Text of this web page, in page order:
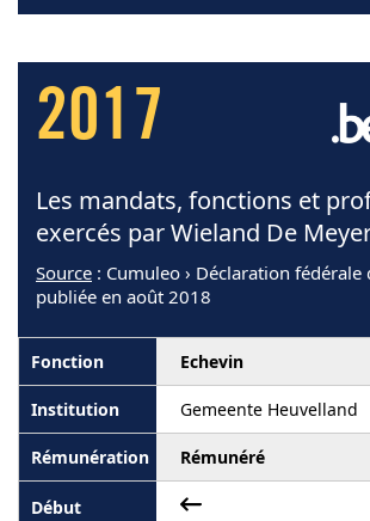
2017
Les mandats, fonctions et
exercés par Wieland De
Source : Cumuleo › Déclaration fédérale
publiée en août 2018
Echevin
Gemeente Heuvelland
Rémunéré